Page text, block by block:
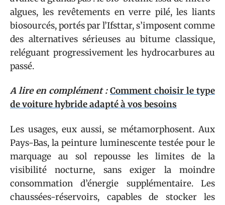
algues, les revêtements en verre pilé, les liants
biosourcés, portés par l’Ifsttar, s’imposent comme
des alternatives sérieuses au bitume classique,
reléguant progressivement les hydrocarbures au
passé.
A lire en complément : Comment choisir le type
de voiture hybride adapté à vos besoins
Les usages, eux aussi, se métamorphosent. Aux
Pays-Bas, la peinture luminescente testée pour le
marquage au sol repousse les limites de la
visibilité nocturne, sans exiger la moindre
consommation d’énergie supplémentaire. Les
chaussées-réservoirs, capables de stocker les